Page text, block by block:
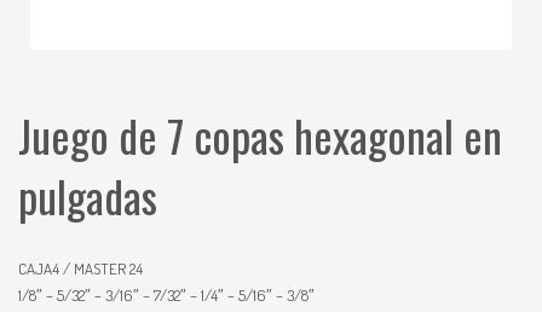
Juego de 7 copas hexagonal en
pulgadas
CAJA4 / MASTER 24
1/8″ – 5/32″ – 3/16″ – 7/32″ – 1/4″ – 5/16″ – 3/8″